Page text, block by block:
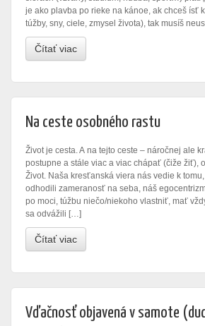
je ako plavba po rieke na kánoe, ak chceš ísť
túžby, sny, ciele, zmysel života), tak musíš
Čítať viac
Na ceste osobného rastu
Život je cesta. A na tejto ceste – náročnej ale
postupne a stále viac a viac chápať (čiže žiť),
Život. Naša kresťanská viera nás vedie k
odhodili zameranosť na seba, náš
po moci, túžbu niečo/niekoho vlastniť, mať
sa odvážili […]
Čítať viac
Vďačnosť objavená v samote